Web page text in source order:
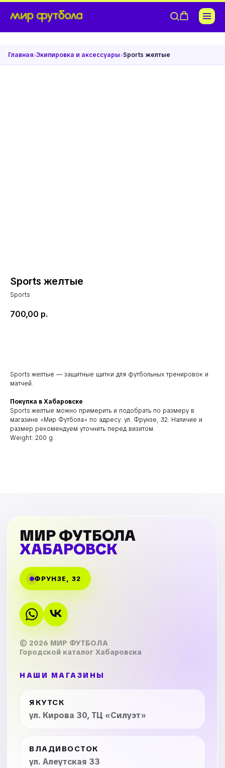
Главная›Экипировка и аксессуары›Sports желтые
Sports желтые
Sports
700,00 р.
Sports желтые — защитные щитки для футбольных тренировок и
матчей.
Покупка в Хабаровске
Sports желтые можно примерить и подобрать по размеру в
магазине «Мир Футбола» по адресу: ул. Фрунзе, 32. Наличие и
размер рекомендуем уточнить перед визитом.
Weight: 200 g
МИР ФУТБОЛА
ХАБАРОВСК
ФРУНЗЕ, 32
© 2026 МИР ФУТБОЛА
Городской каталог Хабаровска
НАШИ МАГАЗИНЫ
ЯКУТСК
ул. Кирова 30, ТЦ «Силуэт»
ВЛАДИВОСТОК
ул. Алеутская 33